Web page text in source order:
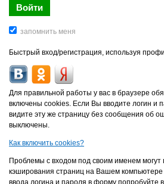
Быстрый вход/регистрация, используя
Для правильной работы у вас в браузере
включены cookies. Если Вы вводите логин и
видите эту же страницу без сообщения об
выключены.
Как включить cookies?
Проблемы с входом под своим именем могут
кэширования страниц на Вашем компьютере
ввода логина и пароля в форму попробуйте